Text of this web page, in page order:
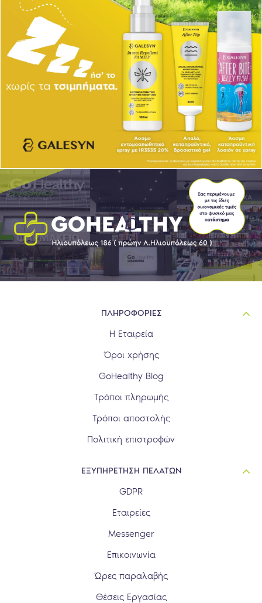
ΠΛΗΡΟΦΟΡΙΕΣ
Η Εταιρεία
Όροι χρήσης
GoHealthy Blog
Τρόποι πληρωμής
Τρόποι αποστολής
Πολιτική επιστροφών
ΕΞΥΠΗΡΕΤΗΣΗ ΠΕΛΑΤΩΝ
GDPR
Εταιρείες
Messenger
Επικοινωνία
Ώρες παραλαβής
Θέσεις Εργασίας